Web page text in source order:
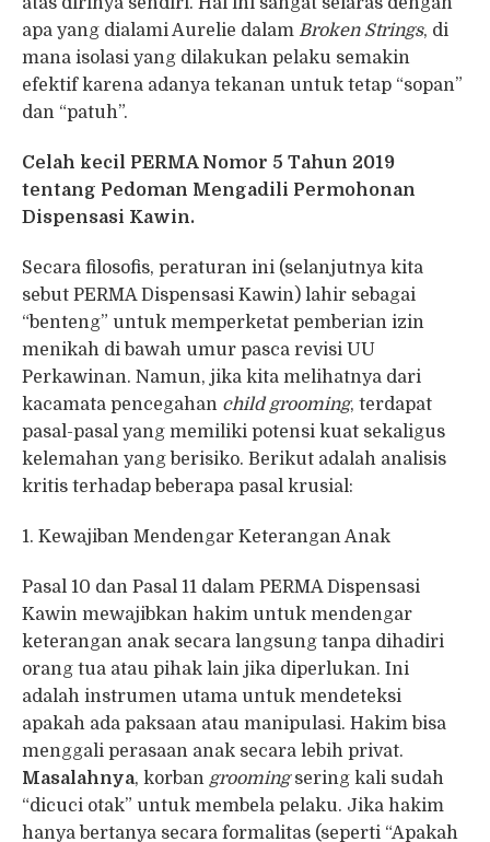
apa yang dialami Aurelie dalam Broken Strings, di
mana isolasi yang dilakukan pelaku semakin
efektif karena adanya tekanan untuk tetap “sopan”
dan “patuh”.
Celah kecil PERMA Nomor 5 Tahun 2019
tentang Pedoman Mengadili Permohonan
Dispensasi Kawin.
Secara filosofis, peraturan ini (selanjutnya kita
sebut PERMA Dispensasi Kawin) lahir sebagai
“benteng” untuk memperketat pemberian izin
menikah di bawah umur pasca revisi UU
Perkawinan. Namun, jika kita melihatnya dari
kacamata pencegahan child grooming, terdapat
pasal-pasal yang memiliki potensi kuat sekaligus
kelemahan yang berisiko. Berikut adalah analisis
kritis terhadap beberapa pasal krusial:
1. Kewajiban Mendengar Keterangan Anak
Pasal 10 dan Pasal 11 dalam PERMA Dispensasi
Kawin mewajibkan hakim untuk mendengar
keterangan anak secara langsung tanpa dihadiri
orang tua atau pihak lain jika diperlukan. Ini
adalah instrumen utama untuk mendeteksi
apakah ada paksaan atau manipulasi. Hakim bisa
menggali perasaan anak secara lebih privat.
Masalahnya, korban groomingsering kali sudah
“dicuci otak” untuk membela pelaku. Jika hakim
hanya bertanya secara formalitas (seperti “Apakah